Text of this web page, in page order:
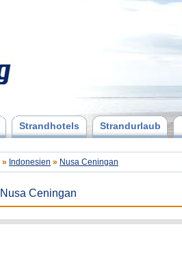
Strandhotels Strandurlaub
» Indonesien » Nusa Ceningan
Nusa Ceningan